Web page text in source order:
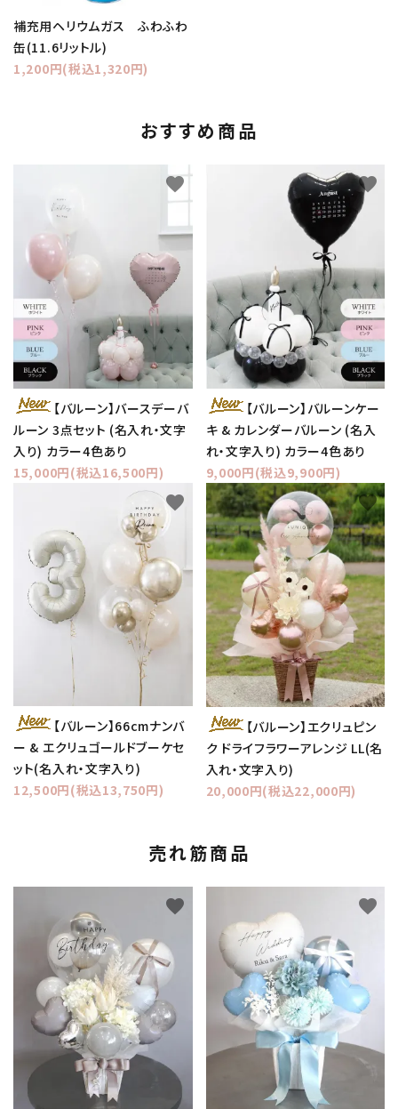
補充用ヘリウムガス ふわふわ
缶(11.6リットル)
1,200円(税込1,320円)
おすすめ商品
【バルーン】バースデーバ
ルーン 3点セット (名入れ・文字
入り) カラー4色あり
15,000円(税込16,500円)
favorite
【バルーン】バルーンケー
キ & カレンダーバルーン (名入
れ・文字入り) カラー4色あり
9,000円(税込9,900円)
favorite
【バルーン】66cmナンバ
ー & エクリュゴールドブーケセ
ット(名入れ・文字入り)
12,500円(税込13,750円)
favorite
【バルーン】エクリュピン
ク ドライフラワーアレンジ LL(名
入れ・文字入り)
20,000円(税込22,000円)
favorite
売れ筋商品
favorite favorite